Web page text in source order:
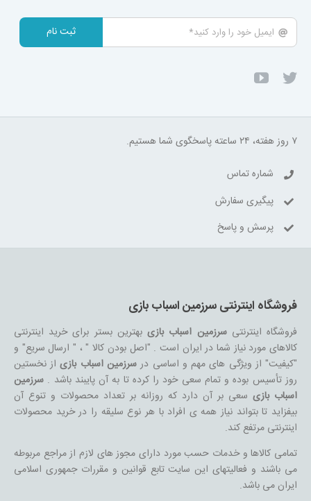
ثبت نام
۷ روز هفته، ۲۴ ساعته پاسخگوی شما هستیم.
شماره تماس
پیگیری سفارش
پرسش و پاسخ
فروشگاه اینترنتی سرزمین اسباب بازی
فروشگاه اینترنتیسرزمین اسباب بازیبهترین بستر برای خرید اینترنتی
کالاهای مورد نیاز شما در ایران است . "اصل بودن کالا " ، " ارسال سریع" و
"کیفیت" از ویژگی های مهم و اساسی در سرزمین اسباب بازیاز نخستین
روز تأسیس بوده و تمام سعی خود را کرده تا به آن پایبند باشد .سرزمین
اسباب بازیسعی بر آن دارد که روزانه بر تعداد محصولات و تنوع آن
بیفزاید تا بتواند نیاز همه ی افراد با هر نوع سلیقه را در خرید محصولات
اینترنتی مرتفع کند.
تمامی کالاها و خدمات حسب مورد دارای مجوز های لازم از مراجع مربوطه
می باشند و فعالیتهای این سایت تابع قوانین و مقررات جمهوری اسلامی
ایران می باشد.